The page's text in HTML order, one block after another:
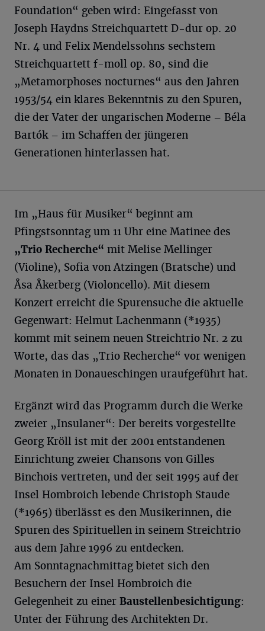
Foundation“ geben wird: Eingefasst von
Joseph Haydns Streichquartett D-dur op. 20
Nr. 4 und Felix Mendelssohns sechstem
Streichquartett f-moll op. 80, sind die
„Metamorphoses nocturnes“ aus den Jahren
1953/54 ein klares Bekenntnis zu den Spuren,
die der Vater der ungarischen Moderne – Béla
Bartók – im Schaffen der jüngeren
Generationen hinterlassen hat.
Im „Haus für Musiker“ beginnt am
Pfingstsonntag um 11 Uhr eine Matinee des
„Trio Recherche“ mit Melise Mellinger
(Violine), Sofia von Atzingen (Bratsche) und
Åsa Åkerberg (Violoncello). Mit diesem
Konzert erreicht die Spurensuche die aktuelle
Gegenwart: Helmut Lachenmann (*1935)
kommt mit seinem neuen Streichtrio Nr. 2 zu
Worte, das das „Trio Recherche“ vor wenigen
Monaten in Donaueschingen uraufgeführt hat.
Ergänzt wird das Programm durch die Werke
zweier „Insulaner“: Der bereits vorgestellte
Georg Kröll ist mit der 2001 entstandenen
Einrichtung zweier Chansons von Gilles
Binchois vertreten, und der seit 1995 auf der
Insel Hombroich lebende Christoph Staude
(*1965) überlässt es den Musikerinnen, die
Spuren des Spirituellen in seinem Streichtrio
aus dem Jahre 1996 zu entdecken.
Am Sonntagnachmittag bietet sich den
Besuchern der Insel Hombroich die
Gelegenheit zu einer Baustellenbesichtigung:
Unter der Führung des Architekten Dr.